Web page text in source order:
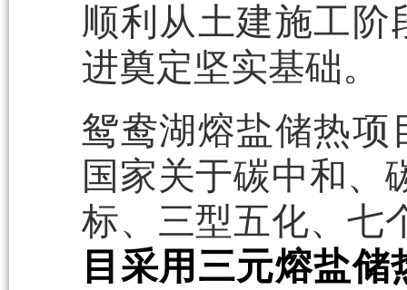
顺利从土建施工
进奠定坚实基础。
鸳鸯湖熔盐储热项
国家关于碳中和、
标、三型五化、七
目采用三元熔盐